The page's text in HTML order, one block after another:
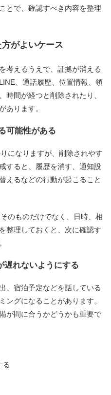
とで、確認すべき内容を整理
がよいケース
考えるうえで、証拠が消える
、通話履歴、位置情報、領
時間が経つと削除されたり、
あります。
可能性がある
になりますが、削除されやす
すると、履歴を消す、通知設
えるなどの行動が起こること
のものだけでなく、日時、相
整理しておくと、次に確認す
遅れないようにする
、宿泊予定などを話している
ングになることがあります。
が間に合うかどうかも重要で
る